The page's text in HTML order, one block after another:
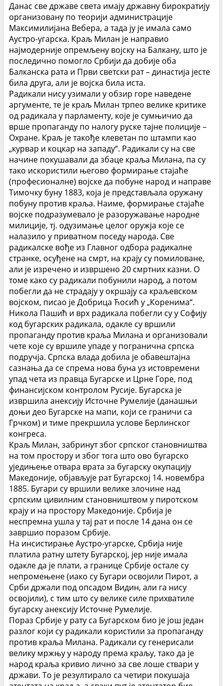
Данас све државе света имају државну бирократију
организовану по теорији администрације
Максимилијана Вебера, а тада ју је имала само
Аустро-угарска. Краљ Милан је направио
најмодерније опремљену војску на Балкану, што је
последично помогло Србији да добије оба
Балканска рата и Први светски рат – династија јесте
била друга, али је војска била иста.
Радикали нису узимали у обзир горе наведене
аргументе, те је краљ Милан трпео велике критике
од радикала у парламенту, које је сумњичио да
врше пропаганду по налогу руске тајне полиције –
Охране. Краљ је такође клеветан по штампи као
„курвар и коцкар на западу“. Радикали су на све
начине покушавали да збаце краља Милана, па су
тако искористили његово формирање стајаће
(професионалне) војске да побуне народ и направе
Тимочку буну 1883, која је представљала оружану
побуну против краља. Наиме, формирање стајаће
војске подразумевало је разоружавање народне
милиције, тј. одузимање целог оружја које се
налазило у приватном поседу народа. Све
радикалске вође из Главног одбора радикалне
странке, осуђене на смрт, на крају су помиловане,
али је изречено и извршено 20 смртних казни. О
томе како су радикали побунили народ, а потом
побегли да не страдају у окршају са краљевском
војском, писао је Добрица Ћосић у „Коренима“.
Никола Пашић и врх радикала побегли су у Софију
код бугарских радикала, одакле су вршили
пропаганду против краља Милана и организовали
чете које су вршиле упаде у погранична српска
подручја. Српска влада добила је обавештајна
сазнања да се спрема нова буна уз истовремени
упад чета из правца Бугарске и Црне Горе, под
финансијском контролом Русије. Бугарска је
извршила анексију Источне Румелије (данашњи
доњи део Бугарске на мапи, који се граничи са
Грчком) и тиме прекршила услове Берлинског
конгреса.
Краљ Милан, забринут због српског становништва
на том простору и због тога што ово бугарско
уједињење отвара врата за бугарску окупацију
Македоније, објављује рат Бугарској 14. новембра
1885. Бугари су вршили велике злочине над
српским цивилним становништвом у пиротском
крају и на простору Македоније. Србија је
неспремна ушла у тај рат и после 14 дана он се
завршио поразом Србије.
На инсистирање Аустро-угарске, Србија није
платила ратну штету Бугарској, јер није имала
одакле да је плати, а границе Србије остале су
непромењене (иако су Бугари освојили Пирот, а
Срби држали под опсадом Видин, али га нису
освојили), с тим што су велике силе прихватиле
бугарску анексију Источне Румелије.
Пораз Србије у рату са Бугарском био је још један
разлог који су радикали користили за пропаганду
против краља Милана. Радикали су генерисали
велику мржњу у народу према краљу, тако да је
народ краља кривио лично за све лоше ствари у
држави. То је резултирало са четири покушаја